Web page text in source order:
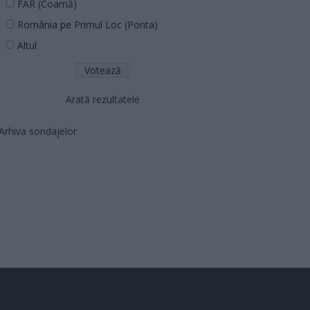
FAR (Coarnă)
România pe Primul Loc (Ponta)
Altul
Arată rezultatele
sondajelor